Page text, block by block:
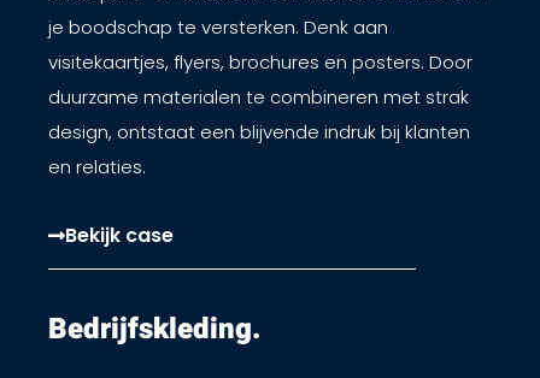
je boodschap te versterken. Denk aan
visitekaartjes, flyers, brochures en posters. Door
duurzame materialen te combineren met strak
design, ontstaat een blijvende indruk bij klanten
en relaties.
Bekijk case
Bedrijfskleding.​